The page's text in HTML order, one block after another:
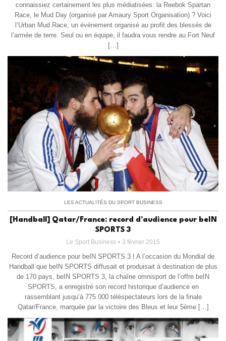
connaissiez certainement les plus médiatisées: la Reebok Spartan
Race, le Mud Day (organisé par Amaury Sport Organisation) ? Voici
l’Urban Mud Race, un événement organisé au profit des blessés de
l’armée de terre. Seul ou en équipe, il faudra vous rendre au Fort Neuf
[…]
LES ACTUALITÉS DU SPORT BUSINESS
[Handball] Qatar/France: record d’audience pour beIN
SPORTS 3
Le Sport Business 3 février 2015
Record d’audience pour beIN SPORTS 3 ! A l’occasion du Mondial de
Handball que beIN SPORTS diffusait et produisait à destination de plus
de 170 pays, beIN SPORTS 3, la chaîne omnisport de l’offre beIN
SPORTS, a enregistré son record historique d’audience en
rassemblant jusqu’à 775 000 téléspectateurs lors de la finale
Qatar/France, marquée par la victoire des Bleus et leur 5ème […]